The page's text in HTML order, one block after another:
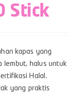
Stick
kapas yang
lembut, halus untuk
Halal.
yang praktis